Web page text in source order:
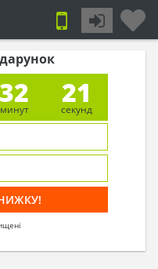
32
минут
20
секунд